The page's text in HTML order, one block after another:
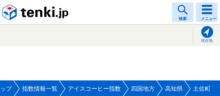
検索 メニュー
現在地
プ 指数情報一覧 アイスコーヒー指数 四国地方 高知県 土佐町